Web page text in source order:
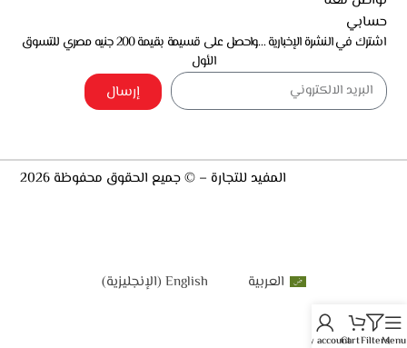
حسابي
اشترك في النشرة الإخبارية …واحصل على قسيمة بقيمة 200 جنيه مصري للتسوق
الأول
إرسال
المفيد للتجارة – © جميع الحقوق محفوظة 2026
Menu
Filters
Cart
My account
العربية English
(الإنجليزية)